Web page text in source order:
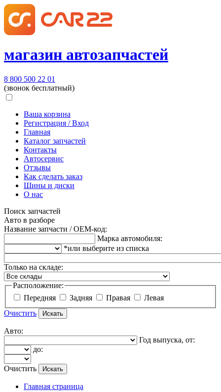
магазин автозапчастей
8 800 500 22 01
(звонок бесплатный)
Ваша корзина
Регистрация / Вход
Главная
Каталог запчастей
Контакты
Автосервис
Отзывы
Как сделать заказ
Шины и диски
О нас
Поиск запчастей
Авто в разборе
Название запчасти / OEM-код:
Марка автомобиля:
*или выберите из списка
Только на складе:
Расположение:
Передняя
Задняя Правая
Левая
Очистить
Авто:
Год выпуска, от:
до:
Очистить
Главная страница